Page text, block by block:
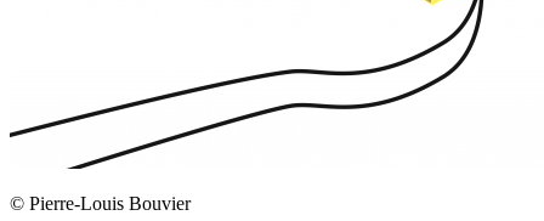
© Pierre-Louis Bouvier